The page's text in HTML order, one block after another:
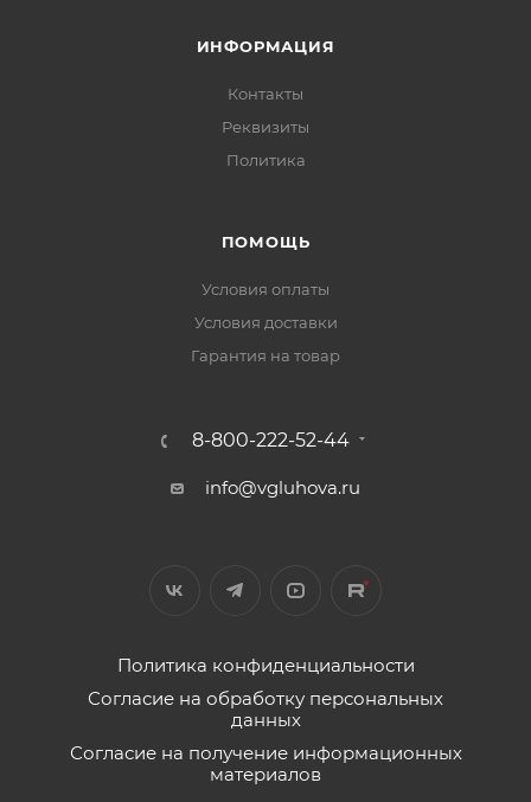
ИНФОРМАЦИЯ
Контакты
Реквизиты
Политика
ПОМОЩЬ
Условия оплаты
Условия доставки
Гарантия на товар
8-800-222-52-44
info@vgluhova.ru
Политика конфиденциальности
Согласие на обработку персональных
данных
Согласие на получение информационных
материалов